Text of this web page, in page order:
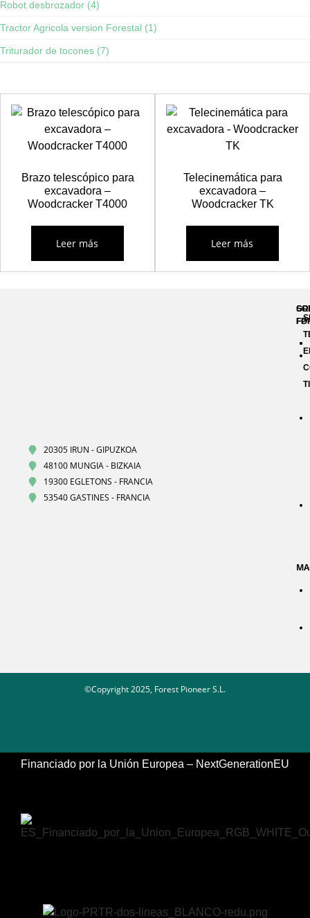
Robot desbrozador (4)
Tractor Agricola version Forestal (1)
Triturador de tocones (7)
Brazo telescópico para
excavadora –
Woodcracker T4000
Leer más
Telecinemática para
excavadora –
Woodcracker TK
Leer más
20305 IRUN - GIPUZKOA
48100 MUNGIA - BIZKAIA
19300 EGLETONS - FRANCIA
53540 GASTINES - FRANCIA
FP
©Copyright 2025, Forest Pioneer S.L.
Financiado por la Unión Europea – NextGenerationEU